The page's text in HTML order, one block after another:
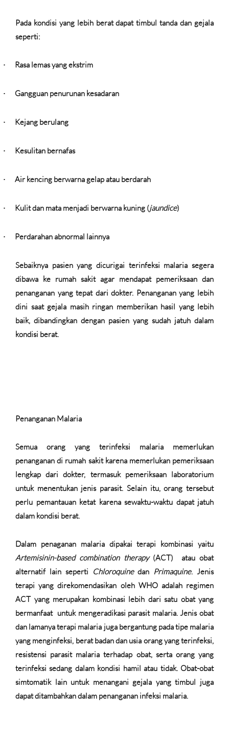
Pada kondisi yang lebih berat dapat timbul tanda dan gejala
seperti:
· Rasa lemas yang ekstrim
· Gangguan penurunan kesadaran
· Kejang berulang
· Kesulitan bernafas
· Air kencing berwarna gelap atau berdarah
· Kulit dan mata menjadi berwarna kuning (jaundice)
· Perdarahan abnormal lainnya
Sebaiknya pasien yang dicurigai terinfeksi malaria segera
dibawa ke rumah sakit agar mendapat pemeriksaan dan
penanganan yang tepat dari dokter. Penanganan yang lebih
dini saat gejala masih ringan memberikan hasil yang lebih
baik, dibandingkan dengan pasien yang sudah jatuh dalam
kondisi berat.
Penanganan Malaria
Semua orang yang terinfeksi malaria memerlukan
penanganan di rumah sakit karena memerlukan pemeriksaan
lengkap dari dokter, termasuk pemeriksaan laboratorium
untuk menentukan jenis parasit. Selain itu, orang tersebut
perlu pemantauan ketat karena sewaktu-waktu dapat jatuh
dalam kondisi berat.
Dalam penaganan malaria dipakai terapi kombinasi yaitu
Artemisinin-based combination therapy(ACT)
atau obat
alternatif lain seperti Chloroquinedan Primaquine. Jenis
terapi yang direkomendasikan oleh WHO adalah regimen
ACT yang merupakan kombinasi lebih dari satu obat yang
bermanfaat untuk mengeradikasi parasit malaria. Jenis obat
dan lamanya terapi malaria juga bergantung pada tipe malaria
yang menginfeksi, berat badan dan usia orang yang terinfeksi,
resistensi parasit malaria terhadap obat, serta orang yang
terinfeksi sedang dalam kondisi hamil atau tidak. Obat-obat
simtomatik lain untuk menangani gejala yang timbul juga
dapat ditambahkan dalam penanganan infeksi malaria.